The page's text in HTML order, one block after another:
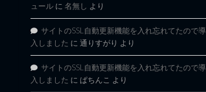
ュール に 名無し より
サイトのSSL自動更新機能を入れ忘れてたので導
入しました に 通りすがり より
サイトのSSL自動更新機能を入れ忘れてたので導
入しました に ぱちんこ より